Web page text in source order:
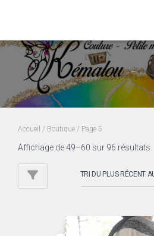
Accueil / Boutique / Page 5
Affichage de 49–60 sur 96 résultats